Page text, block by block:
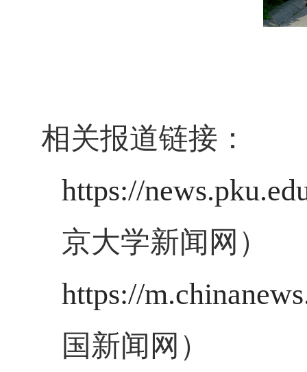
相关报道链接：
https://
京大学新闻网）
https://
国新闻网）